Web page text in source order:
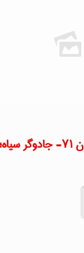
اپیزود موقت: موزیک پایان ۷۱-